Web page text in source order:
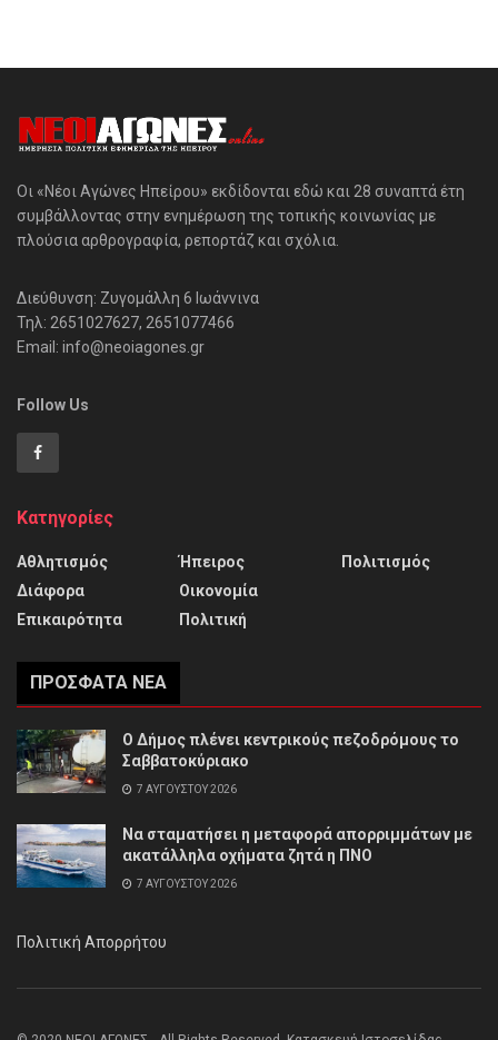
Οι «Νέοι Αγώνες Ηπείρου» εκδίδονται εδώ και 28 συναπτά έτη
συμβάλλοντας στην ενημέρωση της τοπικής κοινωνίας με
πλούσια αρθρογραφία, ρεπορτάζ και σχόλια.
Διεύθυνση: Ζυγομάλλη 6 Ιωάννινα
Τηλ: 2651027627, 2651077466
Email: info@neoiagones.gr
Follow Us
Κατηγορίες
Αθλητισμός
Διάφορα
Επικαιρότητα
Ήπειρος
Οικονομία
Πολιτική
Πολιτισμός
ΠΡΌΣΦΑΤΑ ΝΈΑ
Ο Δήμος πλένει κεντρικούς πεζοδρόμους το
Σαββατοκύριακο
7 ΑΥΓΟΎΣΤΟΥ 2026
Να σταματήσει η μεταφορά απορριμμάτων με
ακατάλληλα οχήματα ζητά η ΠΝΟ
7 ΑΥΓΟΎΣΤΟΥ 2026
Πολιτική Απορρήτου